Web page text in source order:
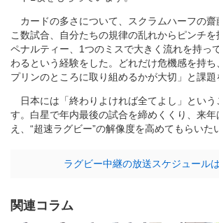
カードの多さについて、スクラムハーフの齋
こ数試合、自分たちの規律の乱れからピンチ
ペナルティー、1つのミスで大きく流れを持っ
わるという経験をした。どれだけ危機感を持
プリンのところに取り組めるかが大切」と課題
日本には「終わりよければ全てよし」という
す。白星で年内最後の試合を締めくくり、来
え、“超速ラグビー”の解像度を高めてもらいた
ラグビー中継の放送スケジュール
関連コラム